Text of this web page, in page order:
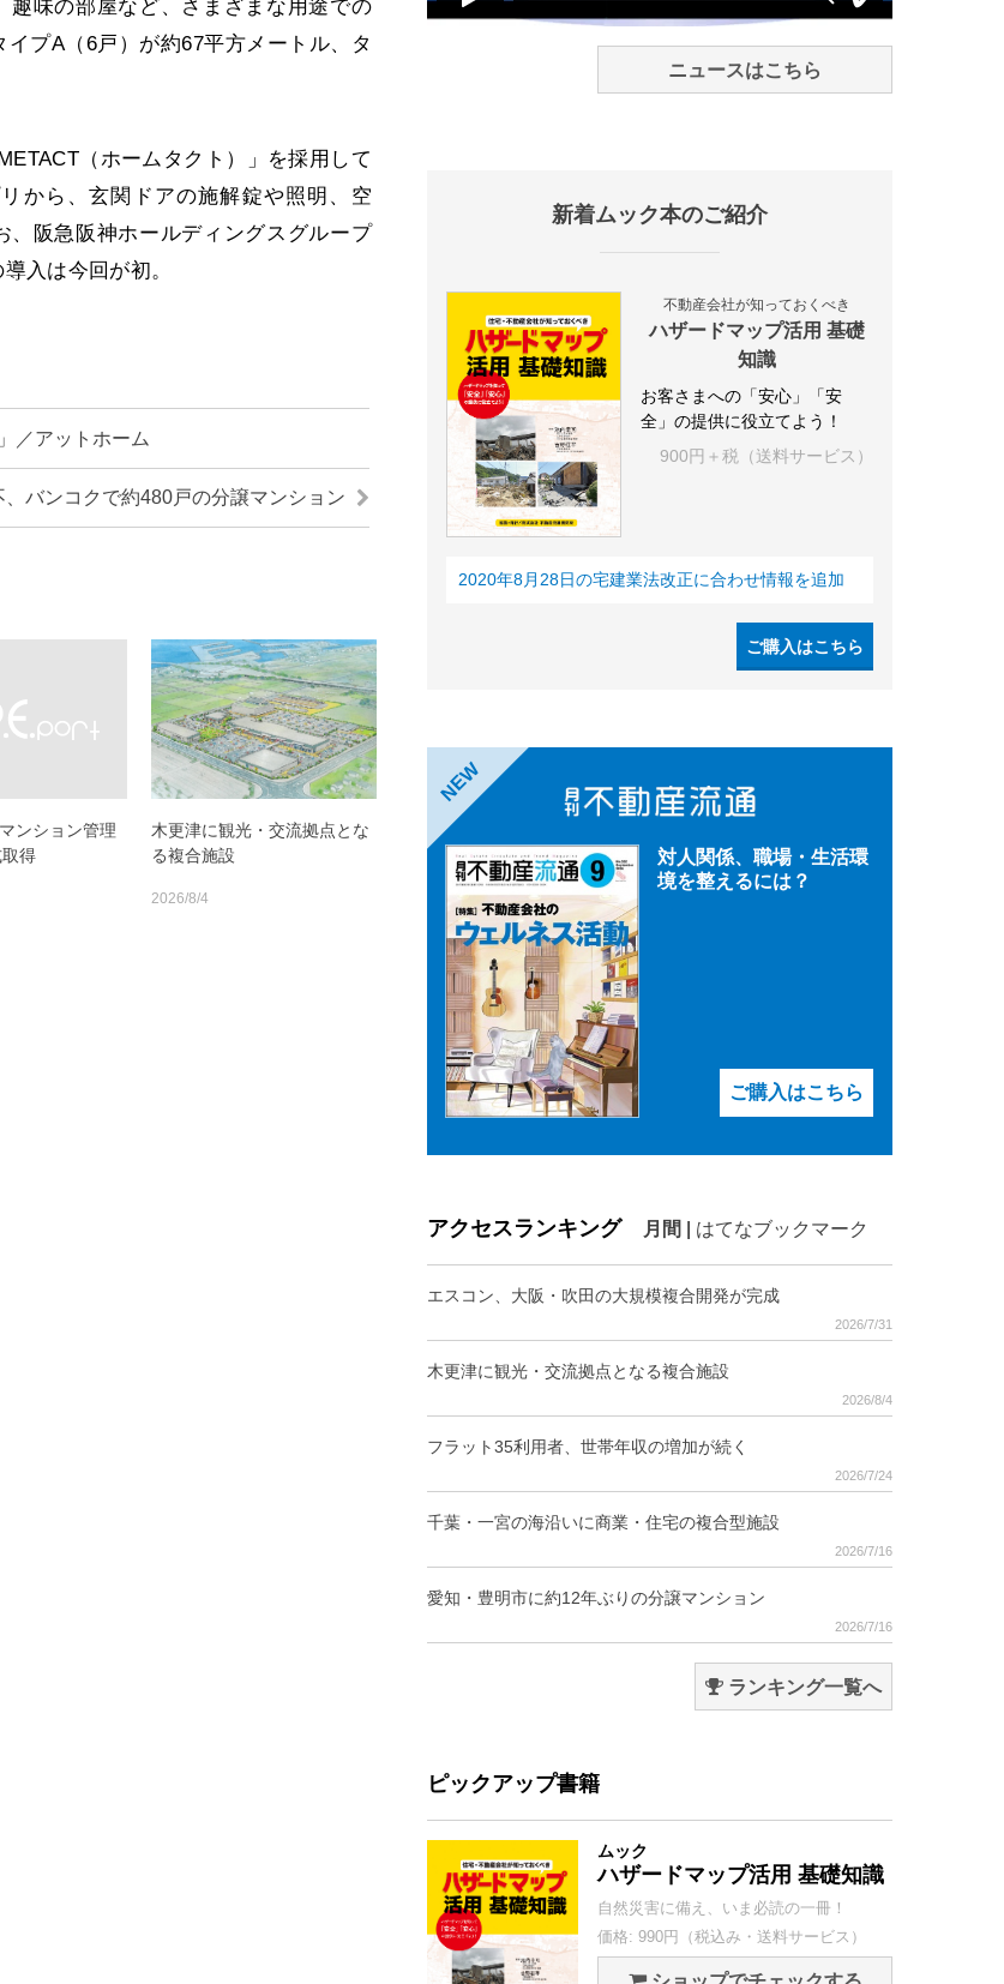
趣味の部屋など、さまざまな用途での
プA（6戸）が約67平方メートル、タ
（ホームタクト）」を採用して
から、玄関ドアの施解錠や照明、空
阪急阪神ホールディングスグループ
入は今回が初。
／アットホーム
、バンコクで約480戸の分譲マンション
ンション管理
得
木更津に観光・交流拠点とな
る複合施設
2026/8/4
ニュースはこちら
新着ムック本のご紹介
不動産会社が知っておくべき
ハザードマップ活用 基礎
知識
お客さまへの「安心」「安
全」の提供に役立てよう！
900円＋税（送料サービス）
2020年8月28日の宅建業法改正に合わせ情報を追加
ご購入はこちら
NEW
対人関係、職場・生活環
境を整えるには？
ご購入はこちら
アクセスランキング 月間 はてなブックマーク
エスコン、大阪・吹田の大規模複合開発が完成
2026/7/31
木更津に観光・交流拠点となる複合施設
2026/8/4
フラット35利用者、世帯年収の増加が続く
2026/7/24
千葉・一宮の海沿いに商業・住宅の複合型施設
2026/7/16
愛知・豊明市に約12年ぶりの分譲マンション
2026/7/16
ランキング一覧へ
ピックアップ書籍
ムック
ハザードマップ活用 基礎知識
自然災害に備え、いま必読の一冊！
価格: 990円（税込み・送料サービス）